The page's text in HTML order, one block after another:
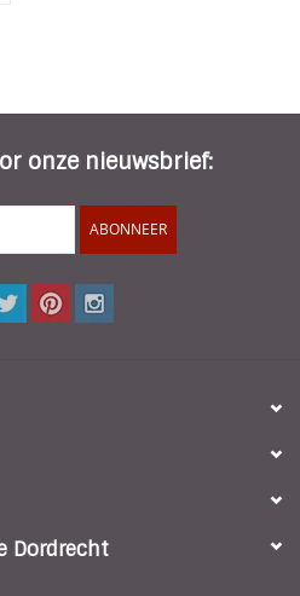
onze nieuwsbrief:
ABONNEER
Dordrecht